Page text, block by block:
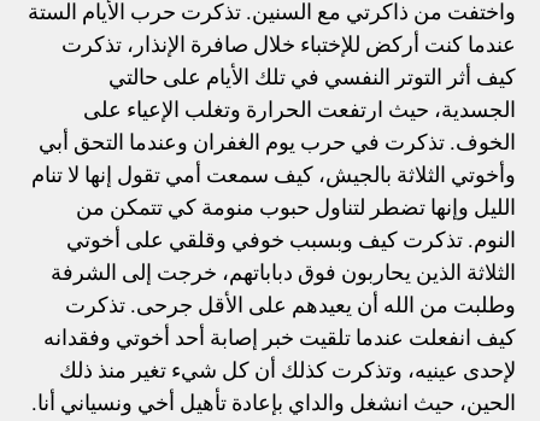
واختفت من ذاكرتي مع السنين. تذكرت حرب الأيام الستة
عندما كنت أركض للإختباء خلال صافرة الإنذار، تذكرت
كيف أثر التوتر النفسي في تلك الأيام على حالتي
الجسدية، حيث ارتفعت الحرارة وتغلب الإعياء على
الخوف. تذكرت في حرب يوم الغفران وعندما التحق أبي
وأخوتي الثلاثة بالجيش، كيف سمعت أمي تقول إنها لا تنام
الليل وإنها تضطر لتناول حبوب منومة كي تتمكن من
النوم. تذكرت كيف وبسبب خوفي وقلقي على أخوتي
الثلاثة الذين يحاربون فوق دباباتهم، خرجت إلى الشرفة
وطلبت من الله أن يعيدهم على الأقل جرحى. تذكرت
كيف انفعلت عندما تلقيت خبر إصابة أحد أخوتي وفقدانه
لإحدى عينيه، وتذكرت كذلك أن كل شيء تغير منذ ذلك
الحين، حيث انشغل والداي بإعادة تأهيل أخي ونسياني أنا.